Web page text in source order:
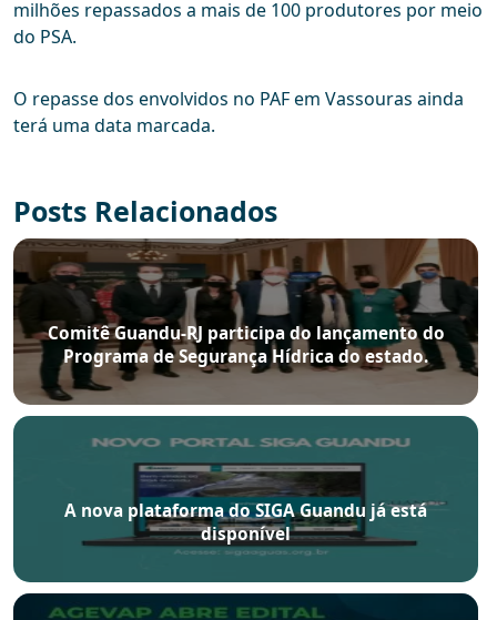
milhões repassados a mais de 100 produtores por meio
do PSA.
O repasse dos envolvidos no PAF em Vassouras ainda
terá uma data marcada.
Posts Relacionados
Comitê Guandu-RJ participa do lançamento do
Programa de Segurança Hídrica do estado.
A nova plataforma do SIGA Guandu já está
disponível